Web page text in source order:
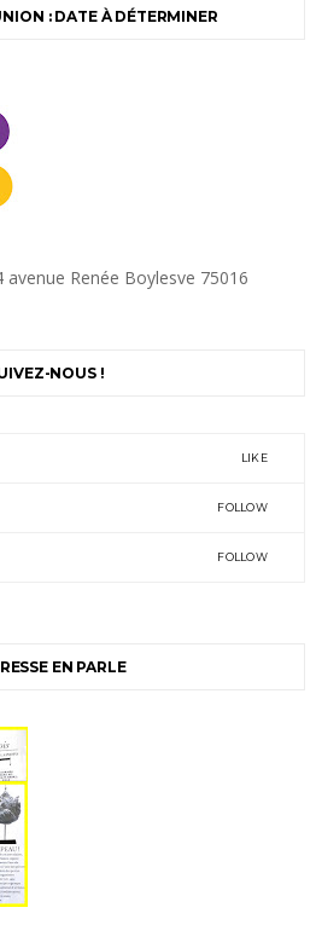
: DATE À DÉTERMINER
Renée Boylesve 75016
NOUS !
LIKE
FOLLOW
FOLLOW
EN PARLE